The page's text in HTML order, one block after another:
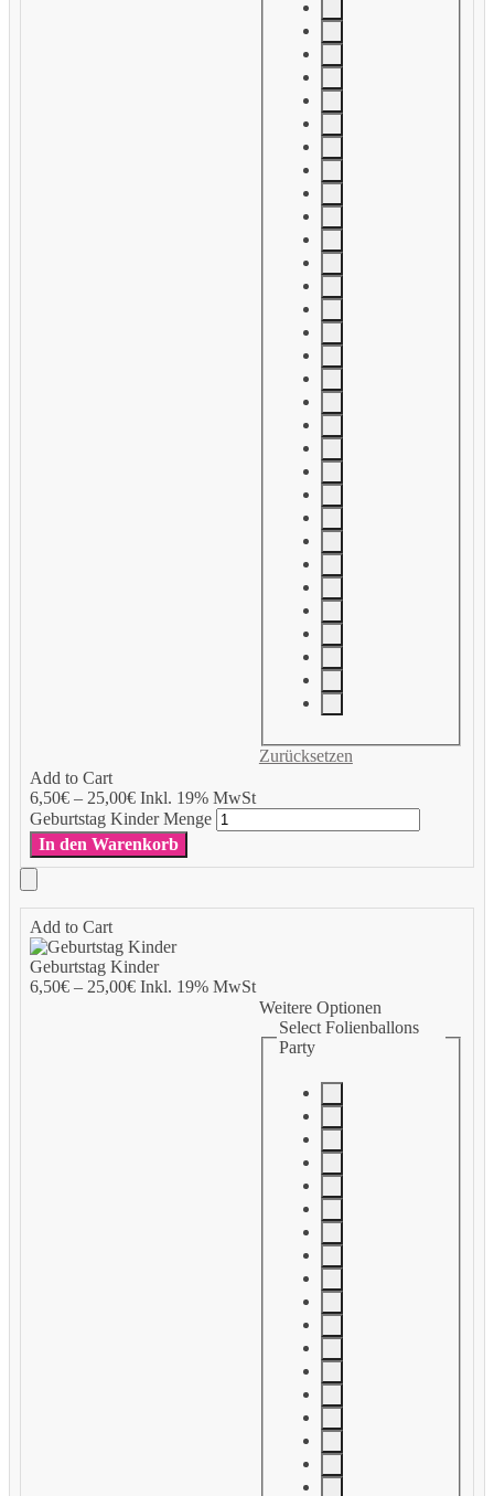
Add to Cart
6,50€– 25,00€Inkl. 19% MwSt
Zurücksetzen
Geburtstag Kinder Menge
In den Warenkorb
Add to Cart
Geburtstag Kinder
6,50€– 25,00€Inkl. 19% MwSt
Weitere Optionen
Select Folienballons
Party